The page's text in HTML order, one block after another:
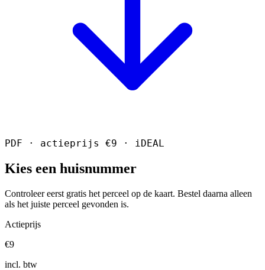
PDF · actieprijs €9 · iDEAL
Kies een huisnummer
Controleer eerst gratis het perceel op de kaart. Bestel daarna alleen
als het juiste perceel gevonden is.
Actieprijs
€9
incl. btw